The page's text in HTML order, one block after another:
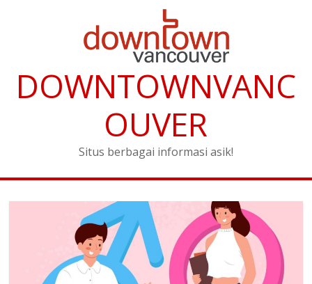
DOWNTOWNVANC
OUVER
Situs berbagai informasi asik!